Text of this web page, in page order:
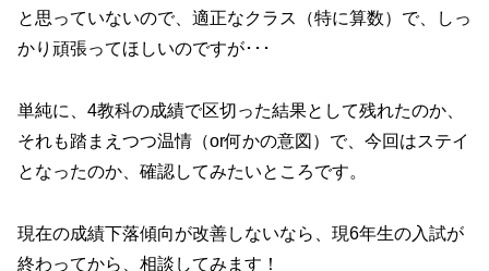
と思っていないので、適正なクラス（特に算数）で、しっ
かり頑張ってほしいのですが･･･
単純に、4教科の成績で区切った結果として残れたのか、
それも踏まえつつ温情（or何かの意図）で、今回はステイ
となったのか、確認してみたいところです。
現在の成績下落傾向が改善しないなら、現6年生の入試が
終わってから、相談してみます！